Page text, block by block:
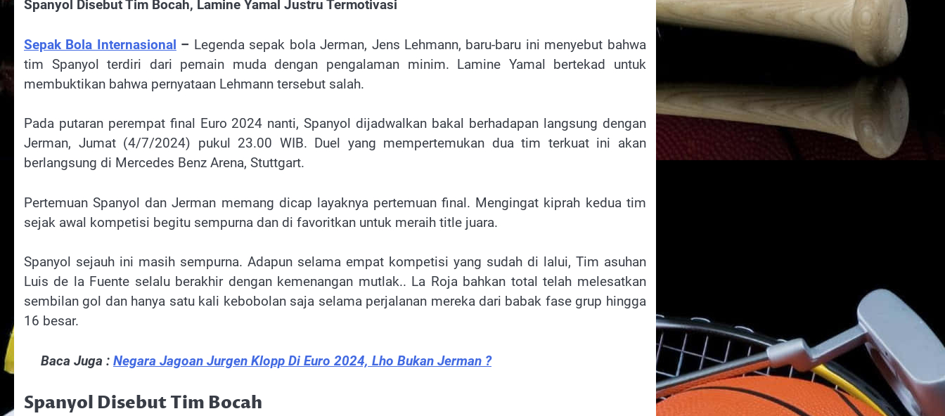
Spanyol Disebut Tim Bocah, Lamine Yamal Justru Termotivasi
Sepak Bola Internasional – Legenda sepak bola Jerman, Jens Lehmann, baru-baru ini menyebut bahwa
tim Spanyol terdiri dari pemain muda dengan pengalaman minim. Lamine Yamal bertekad untuk
membuktikan bahwa pernyataan Lehmann tersebut salah.
Pada putaran perempat final Euro 2024 nanti, Spanyol dijadwalkan bakal berhadapan langsung dengan
Jerman, Jumat (4/7/2024) pukul 23.00 WIB. Duel yang mempertemukan dua tim terkuat ini akan
berlangsung di Mercedes Benz Arena, Stuttgart.
Pertemuan Spanyol dan Jerman memang dicap layaknya pertemuan final. Mengingat kiprah kedua tim
sejak awal kompetisi begitu sempurna dan di favoritkan untuk meraih title juara.
Spanyol sejauh ini masih sempurna. Adapun selama empat kompetisi yang sudah di lalui, Tim asuhan
Luis de la Fuente selalu berakhir dengan kemenangan mutlak.. La Roja bahkan total telah melesatkan
sembilan gol dan hanya satu kali kebobolan saja selama perjalanan mereka dari babak fase grup hingga
16 besar.
Baca Juga : Negara Jagoan Jurgen Klopp Di Euro 2024, Lho Bukan Jerman ?
Spanyol Disebut Tim Bocah